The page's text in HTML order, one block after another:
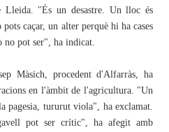
Lleida. "És un desastre. Un lloc és
caçar, un alter perquè hi ha cases
no pot ser", ha indicat.
Màsich, procedent d'Alfarràs, ha
en l'àmbit de l'agricultura. "Un
pagesia, tururut viola", ha exclamat.
pot ser crític", ha afegit amb